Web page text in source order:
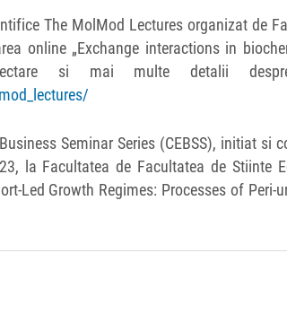
The MolMod Lectures organizat de
online „Exchange interactions in
si mai multe detalii
Seminar Series (CEBSS), initiat
la Facultatea de Facultatea de Stiinte
Led Growth Regimes: Processes of